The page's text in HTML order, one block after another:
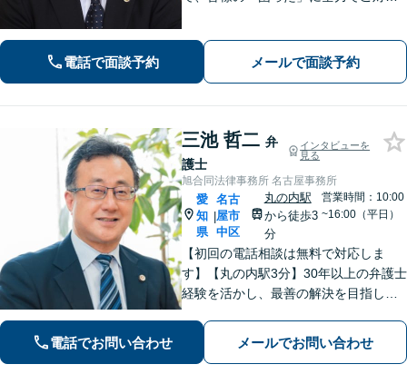
続きをサポート。話しやすい弁護士で
す。まずはお気軽にご相談を！
電話で面談予約 メールで面談予約
三池 哲二 弁
護士
インタビューを
見る
旭合同法律事務所 名古屋事務所
愛
知
県
|
名古
屋市
中区
丸の内駅
から徒歩3
分
営業時間：10:00
~16:00（平日）
【初回の電話相談は無料で対応しま
す】【丸の内駅3分】30年以上の弁護士
経験を活かし、最善の解決を目指しま
向けて尽力【労働問題】証拠集め・準
備から親身にサポート【他士業と連
電話でお問い合わせ メールでお問い合わせ